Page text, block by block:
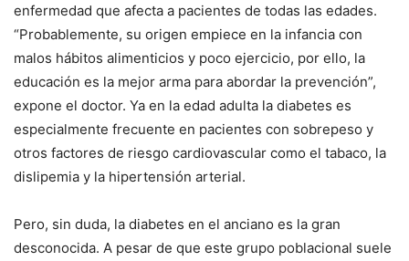
enfermedad que afecta a pacientes de todas las edades.
“Probablemente, su origen empiece en la infancia con
malos hábitos alimenticios y poco ejercicio, por ello, la
educación es la mejor arma para abordar la prevención”,
expone el doctor. Ya en la edad adulta la diabetes es
especialmente frecuente en pacientes con sobrepeso y
otros factores de riesgo cardiovascular como el tabaco, la
dislipemia y la hipertensión arterial.
Pero, sin duda, la diabetes en el anciano es la gran
desconocida. A pesar de que este grupo poblacional suele